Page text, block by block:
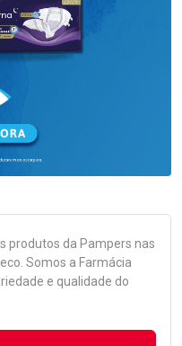
produtos da Pampers nas
Somos a Farmácia
e qualidade do